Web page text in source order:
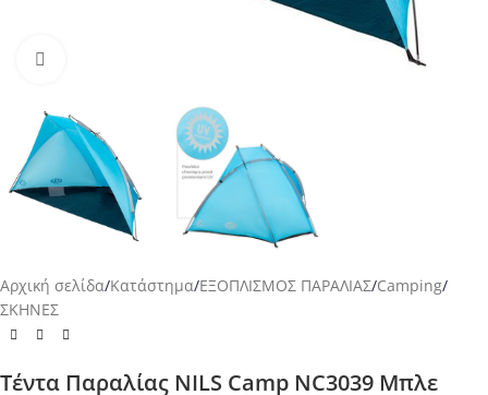
Αρχική σελίδα/Κατάστημα/ΕΞΟΠΛΙΣΜΟΣ ΠΑΡΑΛΙΑΣ/Camping/
ΣΚΗΝΕΣ
Τέντα Παραλίας NILS Camp NC3039 Μπλε